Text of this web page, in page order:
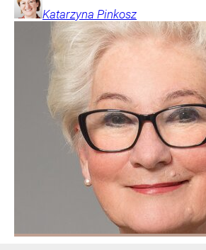
Katarzyna Pinkosz